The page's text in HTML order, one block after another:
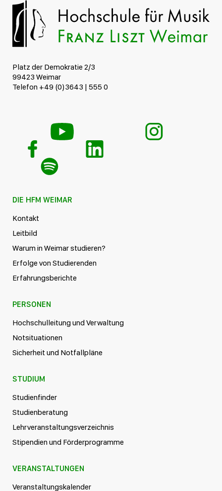
Platz der Demokratie 2/3
99423 Weimar
Telefon +49 (0)3643 | 555 0
DIE HFM WEIMAR
Kontakt
Leitbild
Warum in Weimar studieren?
Erfolge von Studierenden
Erfahrungsberichte
PERSONEN
Hochschulleitung und Verwaltung
Notsituationen
Sicherheit und Notfallpläne
STUDIUM
Studienfinder
Studienberatung
Lehrveranstaltungsverzeichnis
Stipendien und Förderprogramme
VERANSTALTUNGEN
Veranstaltungskalender